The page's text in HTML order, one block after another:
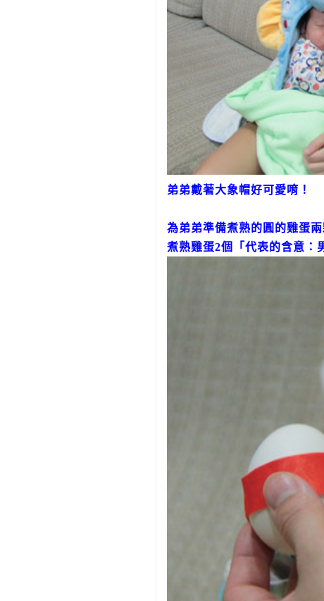
弟弟戴著大象帽好可愛唷！
為弟弟準備煮熟的圓的雞蛋兩
煮熟雞蛋2個「代表的含意：